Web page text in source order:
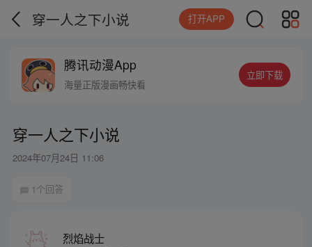
穿一人之下小说 打开APP
腾讯动漫App
海量正版漫画畅快看
立即下载
穿一人之下小说
2024年07月24日 11:06
1个回答
烈焰战士